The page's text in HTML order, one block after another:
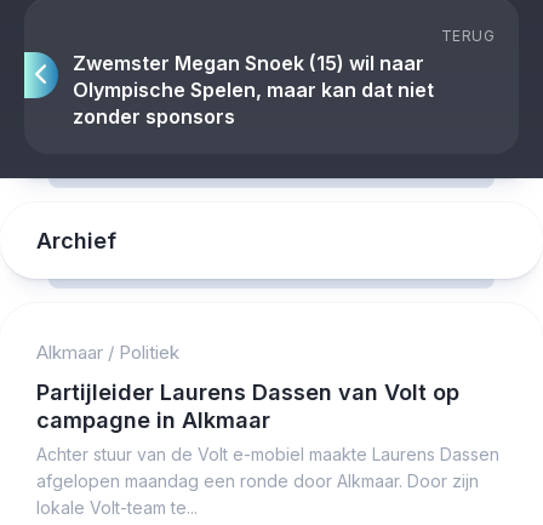
TERUG
Zwemster Megan Snoek (15) wil naar
Olympische Spelen, maar kan dat niet
zonder sponsors
Archief
Alkmaar / Politiek
Partijleider Laurens Dassen van Volt op
campagne in Alkmaar
Achter stuur van de Volt e-mobiel maakte Laurens Dassen
afgelopen maandag een ronde door Alkmaar. Door zijn
lokale Volt-team te...